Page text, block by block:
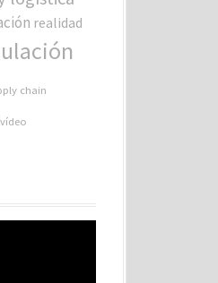
realidad
chain
vídeo